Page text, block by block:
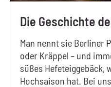
Die Geschichte
Man nennt sie Berliner
oder Kräppel – und
süßes Hefeteiggebäck,
Hochsaison hat. Bei